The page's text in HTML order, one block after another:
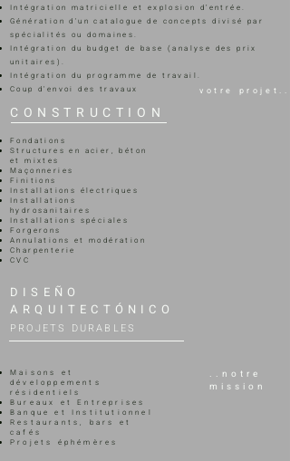
CONSTRUCTION
Intégration matricielle et explosion d’entrée.
Génération d'un catalogue de concepts divisé par
spécialités ou domaines.
Intégration du budget de base (analyse des prix
unitaires).
Intégration du programme de travail.
Coup d'envoi des travaux
Fondations
Structures en acier, béton
et mixtes
Maçonneries
Finitions
Installations électriques
Installations
hydrosanitaires
Installations spéciales
Forgerons
Annulations et modération
Charpenterie
CVC
votre projet..
DISEÑO
ARQUITECTÓNICO
PROJETS DURABLES
..notre
mission
Maisons et
développements
résidentiels
Bureaux et Entreprises
Banque et Institutionnel
Restaurants, bars et
cafés
Projets éphémères